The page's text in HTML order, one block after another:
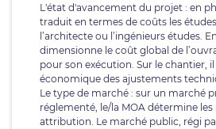
L'état d'avancement du projet : en
traduit en termes de coûts les
l’architecte ou l’ingénieurs études.
dimensionne le coût global de
pour son exécution. Sur le chantier,
économique des ajustements
Le type de marché : sur un marché
réglementé, le/la MOA détermine les
attribution. Le marché public, régi